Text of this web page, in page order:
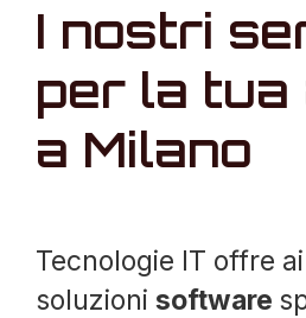
I nostri
per la
a Milano
Tecnologie IT offre
soluzioni software